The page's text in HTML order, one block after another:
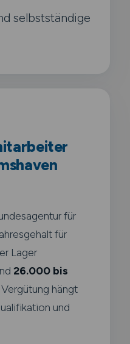
selbstständige
für
für
Lager
26.000 bis
hängt
und